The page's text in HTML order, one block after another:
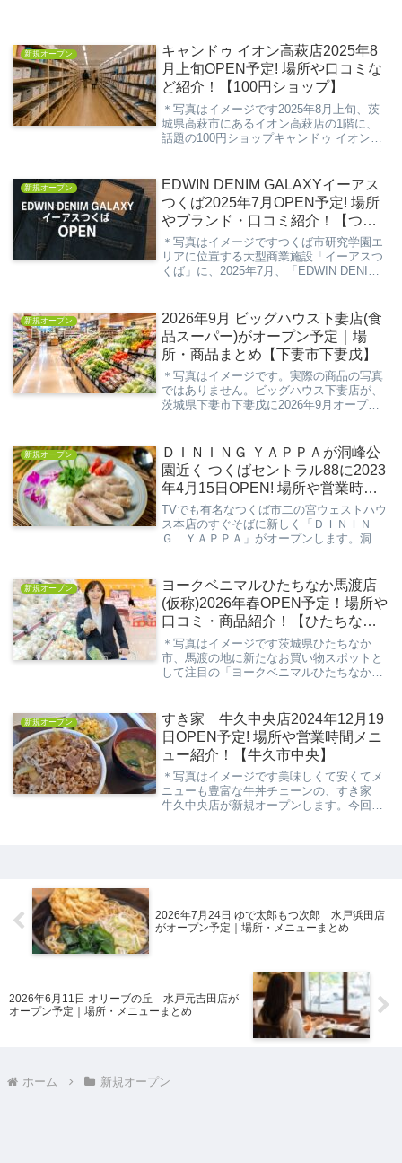
新規オープン
キャンドゥ イオン高萩店2025年8
月上旬OPEN予定! 場所や口コミな
ど紹介！【100円ショップ】
＊写真はイメージです2025年8月上旬、茨
城県高萩市にあるイオン高萩店の1階に、
話題の100円ショップキャンドゥ イオン高
して、地域の新しいお買い物スポットにな
ること...
新規オープン
EDWIN DENIM GALAXYイーアス
つくば2025年7月OPEN予定! 場所
やブランド・口コミ紹介！【つく
ば市研究学園】
＊写真はイメージですつくば市研究学園エ
リアに位置する大型商業施設「イーアスつ
くば」に、2025年7月、「EDWIN DENIM
に誕生した日本発のジーンズ...
新規オープン
2026年9月 ビッグハウス下妻店(食
品スーパー)がオープン予定｜場
所・商品まとめ【下妻市下妻戊】
＊写真はイメージです。実際の商品の写真
ではありません。ビッグハウス下妻店が、
茨城県下妻市下妻戊に2026年9月オープン
め、毎日の買い物に利用しやすい店舗にな
ることが...
新規オープン
ＤＩＮＩＮＧ ＹＡＰＰＡが洞峰公
園近く つくばセントラル88に2023
年4月15日OPEN! 場所や営業時間
メニュー紹介
TVでも有名なつくば市二の宮ウェストハウ
ス本店のすぐそばに新しく「ＤＩＮＩＮ
Ｇ ＹＡＰＰＡ」がオープンします。洞峰
になっています。お肉料理がメインのビー
チリゾート...
新規オープン
ヨークベニマルひたちなか馬渡店
(仮称)2026年春OPEN予定！場所や
口コミ・商品紹介！【ひたちなか
市馬渡 】
＊写真はイメージです茨城県ひたちなか
市、馬渡の地に新たなお買い物スポットと
して注目の「ヨークベニマルひたちなか馬
トチェーンがいよいよこのエリアに登場。
広々とした...
新規オープン
すき家 牛久中央店2024年12月19
日OPEN予定! 場所や営業時間メニ
ュー紹介！【牛久市中央】
＊写真はイメージです美味しくて安くてメ
ニューも豊富な牛丼チェーンの、すき家
牛久中央店が新規オープンします。今回の
2026年7月24日 ゆで太郎もつ次郎 水戸浜田店
がオープン予定｜場所・メニューまとめ
2026年6月11日 オリーブの丘 水戸元吉田店が
オープン予定｜場所・メニューまとめ
ホーム 新規オープン